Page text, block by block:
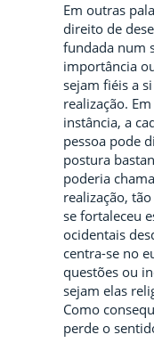
Em outras
direito de
fundada num
importância
sejam fiéis a
realização.
instância, a
pessoa pode
postura
poderia
realização,
se fortaleceu
ocidentais
centra-se no
questões ou
sejam elas
Como
perde o